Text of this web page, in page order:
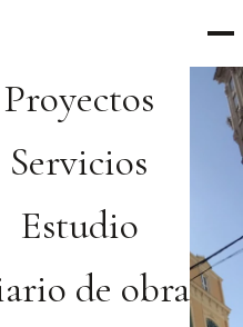
Proyectos
Servicios
Estudio
de obra